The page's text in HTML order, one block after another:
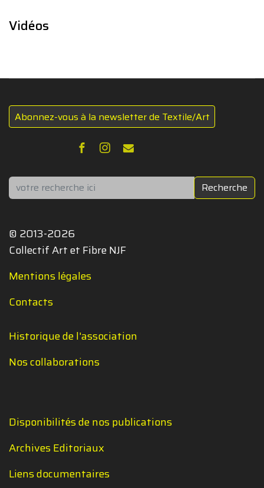
Vidéos
Abonnez-vous à la newsletter de Textile/Art
Rechercher Recherche
© 2013-2026
Collectif Art et Fibre NJF
Mentions légales
Contacts
Historique de l'association
Nos collaborations
Disponibilités de nos publications
Archives Editoriaux
Liens documentaires